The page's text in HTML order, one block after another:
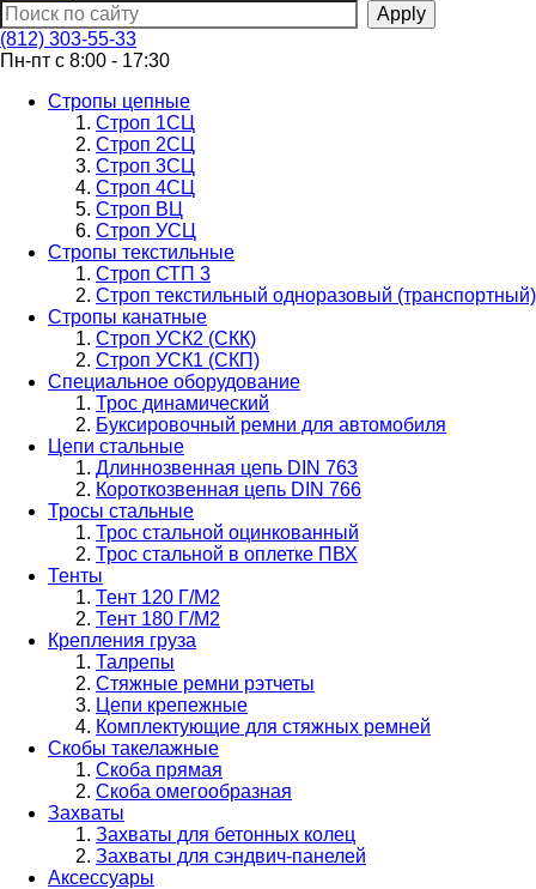
(812) 303-55-33
Пн-пт с 8:00 - 17:30
Стропы цепные
Строп 1СЦ
Строп 2СЦ
Строп 3СЦ
Строп 4СЦ
Строп ВЦ
Строп УСЦ
Стропы текстильные
Строп СТП 3
Строп текстильный одноразовый (транспортный)
Стропы канатные
Строп УСК2 (СКК)
Строп УСК1 (СКП)
Специальное оборудование
Трос динамический
Буксировочный ремни для автомобиля
Цепи стальные
Длиннозвенная цепь DIN 763
Короткозвенная цепь DIN 766
Тросы стальные
Трос стальной оцинкованный
Трос стальной в оплетке ПВХ
Тенты
Тент 120 Г/М2
Тент 180 Г/М2
Крепления груза
Талрепы
Стяжные ремни рэтчеты
Цепи крепежные
Комплектующие для стяжных ремней
Скобы такелажные
Скоба прямая
Скоба омегообразная
Захваты
Захваты для бетонных колец
Захваты для сэндвич-панелей
Аксессуары